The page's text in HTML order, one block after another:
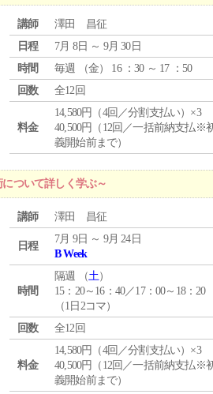
講師
澤田 昌征
日程
7月 8日 ～ 9月 30日
時間
毎週 （金） 16 ：30 ～ 17 ：50
回数
全12回
料金
14,580円（4回／分割支払い）×3
40,500円（12回／一括前納支払※
義開始前まで）
ついて詳しく学ぶ～
講師 澤田 昌征
日程
7月 9日 ～ 9月 24日
B Week
時間
隔週 （土）
15：20～16：40／17：00～18：20
（1日2コマ）
回数
全12回
料金
14,580円（4回／分割支払い）×3
40,500円（12回／一括前納支払※
義開始前まで）